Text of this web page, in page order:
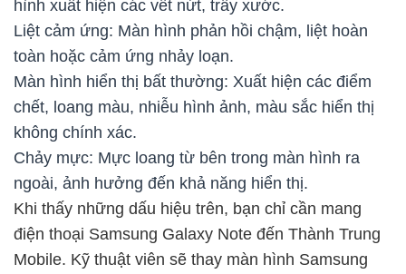
hình xuất hiện các vết nứt, trầy xước.
Liệt cảm ứng: Màn hình phản hồi chậm, liệt hoàn
toàn hoặc cảm ứng nhảy loạn.
Màn hình hiển thị bất thường: Xuất hiện các điểm
chết, loang màu, nhiễu hình ảnh, màu sắc hiển thị
không chính xác.
Chảy mực: Mực loang từ bên trong màn hình ra
ngoài, ảnh hưởng đến khả năng hiển thị.
Khi thấy những dấu hiệu trên, bạn chỉ cần mang
điện thoại Samsung Galaxy Note đến Thành Trung
Mobile. Kỹ thuật viên sẽ thay màn hình Samsung